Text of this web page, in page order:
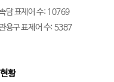
담 표제어 수: 10769
용구 표제어 수: 5387
황